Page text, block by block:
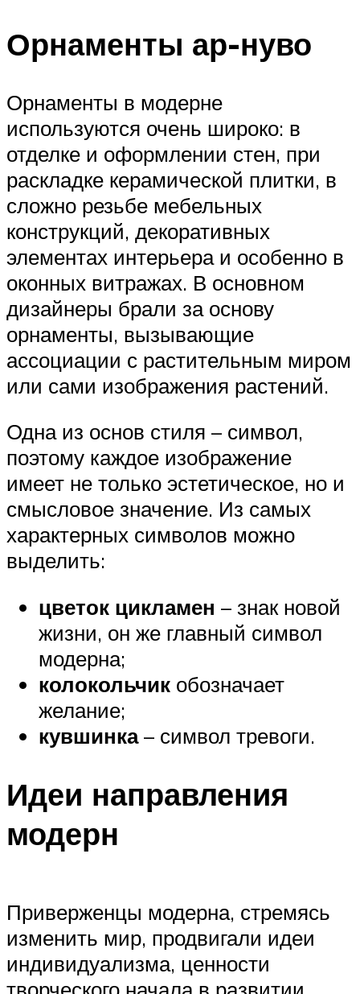
Орнаменты ар-нуво
Орнаменты в модерне
используются очень широко: в
отделке и оформлении стен, при
раскладке керамической плитки, в
сложно резьбе мебельных
конструкций, декоративных
элементах интерьера и особенно в
оконных витражах. В основном
дизайнеры брали за основу
орнаменты, вызывающие
ассоциации с растительным миром
или сами изображения растений.
Одна из основ стиля – символ,
поэтому каждое изображение
имеет не только эстетическое, но и
смысловое значение. Из самых
характерных символов можно
выделить:
цветок цикламен – знак новой
жизни, он же главный символ
модерна;
колокольчик обозначает
желание;
кувшинка– символ тревоги.
Идеи направления
модерн
Приверженцы модерна, стремясь
изменить мир, продвигали идеи
индивидуализма, ценности